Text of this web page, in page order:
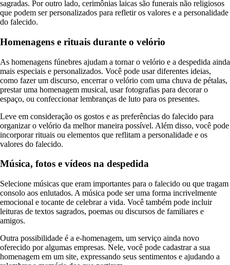
sagradas. Por outro lado, cerimônias laicas são funerais não religiosos
que podem ser personalizados para refletir os valores e a personalidade
do falecido.
Homenagens e rituais durante o velório
As homenagens fúnebres ajudam a tornar o velório e a despedida ainda
mais especiais e personalizados. Você pode usar diferentes ideias,
como fazer um discurso, encerrar o velório com uma chuva de pétalas,
prestar uma homenagem musical, usar fotografias para decorar o
espaço, ou confeccionar lembranças de luto para os presentes.
Leve em consideração os gostos e as preferências do falecido para
organizar o velório da melhor maneira possível. Além disso, você pode
incorporar rituais ou elementos que reflitam a personalidade e os
valores do falecido.
Música, fotos e vídeos na despedida
Selecione músicas que eram importantes para o falecido ou que tragam
consolo aos enlutados. A música pode ser uma forma incrivelmente
emocional e tocante de celebrar a vida. Você também pode incluir
leituras de textos sagrados, poemas ou discursos de familiares e
amigos.
Outra possibilidade é a e-homenagem, um serviço ainda novo
oferecido por algumas empresas. Nele, você pode cadastrar a sua
homenagem em um site, expressando seus sentimentos e ajudando a